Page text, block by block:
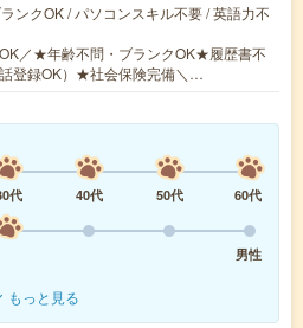
ンクOK / パソコンスキル不要 / 英語力不
／★年齢不問・ブランクOK★履歴書不
登録OK）★社会保険完備＼…
代 40代 50代
60代
男性
もっと見る